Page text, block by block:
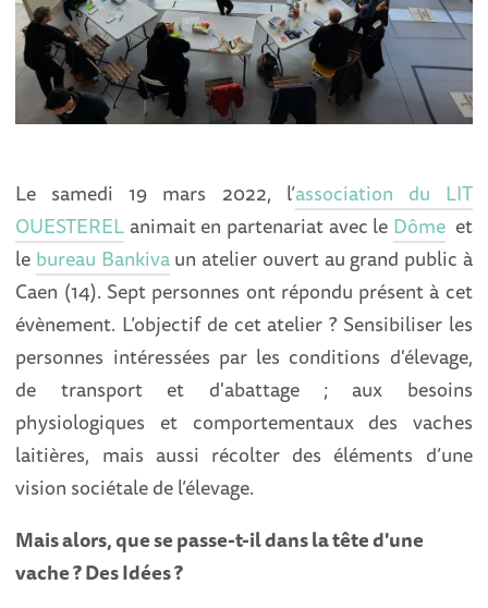
Le samedi 19 mars 2022, l’association du LIT
OUESTERELanimait en partenariat avec le Dômeet
le bureau Bankivaun atelier ouvert au grand public à
Caen (14). Sept personnes ont répondu présent à cet
évènement. L’objectif de cet atelier ? Sensibiliser les
personnes intéressées par les conditions d'élevage,
de transport et d'abattage ; aux besoins
physiologiques et comportementaux des vaches
laitières, mais aussi récolter des éléments d’une
vision sociétale de l’élevage.
Mais alors, que se passe-t-il dans la tête d'une
vache ? Des Idées ?